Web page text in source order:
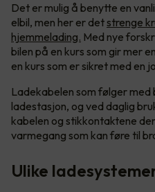
Det er mulig å benytte en
elbil, men her er detstrenge
hjemmelading. Med nye
bilen på en kurs som gir mer
en kurs som er sikret med en
Ladekabelen som følger
ladestasjon, og ved daglig
kabelen og stikkontaktene
varmegang som kan føre til
Ulike